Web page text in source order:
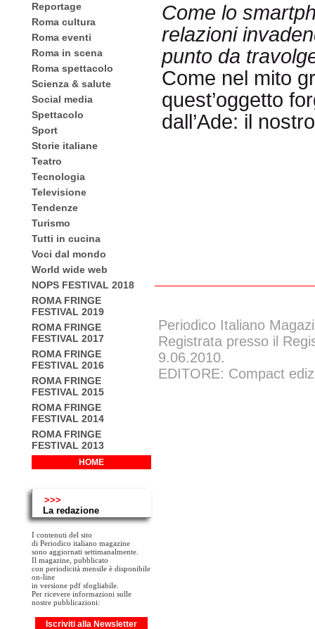
Reportage
Roma cultura
Roma eventi
Roma in scena
Roma spettacolo
Scienza & salute
Social media
Spettacolo
Sport
Storie italiane
Teatro
Tecnologia
Televisione
Tendenze
Turismo
Tutti in cucina
Voci dal mondo
World wide web
NOPS FESTIVAL 2018
ROMA FRINGE
FESTIVAL 2019
ROMA FRINGE
FESTIVAL 2017
ROMA FRINGE
FESTIVAL 2016
ROMA FRINGE
FESTIVAL 2015
ROMA FRINGE
FESTIVAL 2014
ROMA FRINGE
FESTIVAL 2013
HOME
>>>
La redazione
I contenuti del sito
di Periodico italiano magazine
sono aggiornati settimanalmente.
Il magazine, pubblicato
con periodicità mensile è disponibile
on-line
in versione pdf sfogliabile.
Per ricevere informazioni sulle
nostre pubblicazioni:
Iscriviti alla Newsletter
Come lo
relazioni
punto da
Come nel mito
quest’oggetto
dall’Ade: il
Periodico Italiano
Registrata presso il
9.06.2010.
EDITORE: Compact